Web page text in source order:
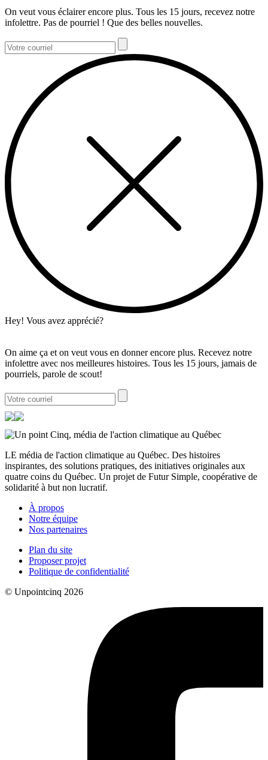
On veut vous éclairer encore plus. Tous les 15 jours, recevez notre
infolettre. Pas de pourriel ! Que des belles nouvelles.
Hey! Vous avez apprécié?
On aime ça et on veut vous en donner encore plus. Recevez notre
infolettre avec nos meilleures histoires. Tous les 15 jours, jamais de
pourriels, parole de scout!
LE média de l'action climatique au Québec. Des histoires
inspirantes, des solutions pratiques, des initiatives originales aux
quatre coins du Québec. Un projet de Futur Simple, coopérative de
solidarité à but non lucratif.
À propos
Notre équipe
Nos partenaires
Plan du site
Proposer projet
Politique de confidentialité
© Unpointcinq 2026